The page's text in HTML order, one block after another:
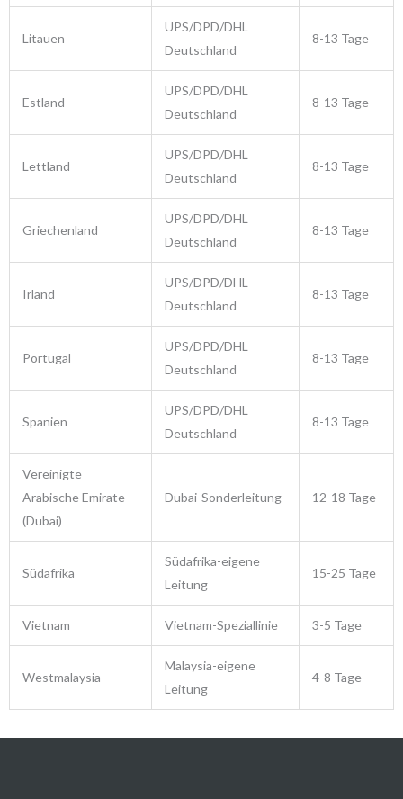
Litauen
UPS/DPD/DHL
Deutschland
8-13 Tage
Estland
UPS/DPD/DHL
Deutschland
8-13 Tage
Lettland
UPS/DPD/DHL
Deutschland
8-13 Tage
Griechenland
UPS/DPD/DHL
Deutschland
8-13 Tage
Irland
UPS/DPD/DHL
Deutschland
8-13 Tage
Portugal
UPS/DPD/DHL
Deutschland
8-13 Tage
Spanien
UPS/DPD/DHL
Deutschland
8-13 Tage
Vereinigte
Arabische Emirate
(Dubai)
Dubai-Sonderleitung 12-18 Tage
Südafrika
Südafrika-eigene
Leitung
15-25 Tage
Vietnam Vietnam-Speziallinie 3-5 Tage
Westmalaysia
Malaysia-eigene
Leitung
4-8 Tage